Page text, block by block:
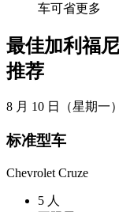
车可省更多
最佳加利福
推荐
8 月 10 日（星期一
标准型车
Chevrolet Cruze
5 人